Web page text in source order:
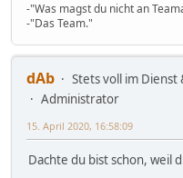
-"Was magst du nicht an
-"Das Team."
dAb
Stets voll im Dienst
Administrator
15. April 2020, 16:58:09
Dachte du bist schon, weil